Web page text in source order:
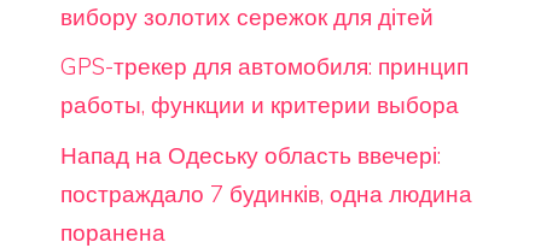
вибору золотих сережок для дітей
GPS-трекер для автомобиля: принцип
работы, функции и критерии выбора
Напад на Одеську область ввечері:
постраждало 7 будинків, одна людина
поранена